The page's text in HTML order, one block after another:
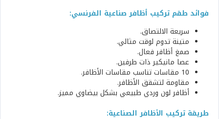
فوائد طقم تركيب أظافر صناعية الفرنسي:
سريعة الالتصاق.
متينة تدوم لوقت مثالي.
صمغ أظافر فعال.
عصا مانيكير ذات طرفين.
10 مقاسات تناسب مقاسات الأظافر.
مقاومة لتشقق الأظافر.
أظافر لون وردي طبيعي بشكل بيضاوي مميز.
طريقة تركيب الأظافر الصناعية: